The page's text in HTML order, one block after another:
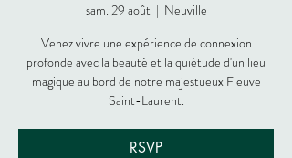
sam. 29 août
  |
Neuville
Venez vivre une expérience de connexion
profonde avec la beauté et la quiétude d'un lieu
magique au bord de notre majestueux Fleuve
Saint-Laurent.
RSVP